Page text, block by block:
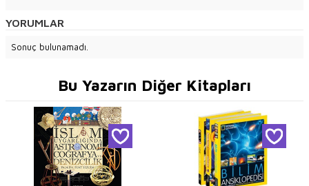
YORUMLAR
Sonuç bulunamadı.
Bu Yazarın Diğer Kitapları